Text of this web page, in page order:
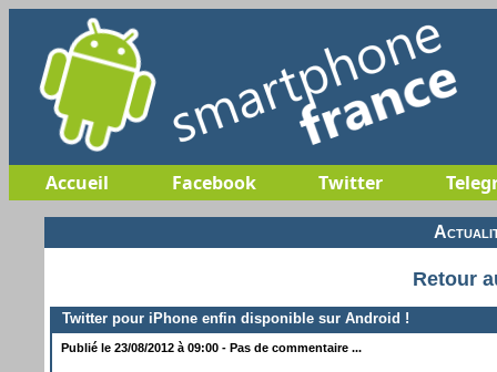
Accueil Facebook Twitter
Retour
Twitter pour iPhone enfin disponible sur Android !
Publié le 23/08/2012 à 09:00 - Pas de commentaire ...